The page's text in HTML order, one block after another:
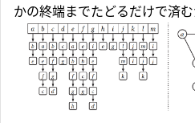
かの終端までたどるだけで済む